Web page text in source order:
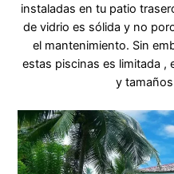
instaladas en tu patio
de vidrio es sólida y no
el mantenimiento. Sin
estas piscinas es limitada ,
y